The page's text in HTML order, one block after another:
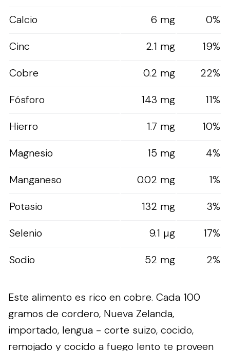
Calcio
6 mg
0%
Cinc
2.1 mg
19%
Cobre
0.2 mg
22%
Fósforo
143 mg
11%
Hierro
1.7 mg
10%
Magnesio
15 mg
4%
Manganeso
0.02 mg
1%
Potasio
132 mg
3%
Selenio
9.1 µg
17%
Sodio
52 mg 2%
Este alimento es rico en cobre. Cada 100
gramos de cordero, Nueva Zelanda,
importado, lengua - corte suizo, cocido,
remojado y cocido a fuego lento te proveen